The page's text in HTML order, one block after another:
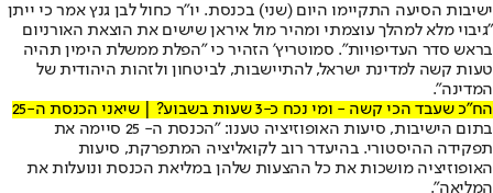
ישיבות הסיעה התקיימו היום (שני) בכנסת. יו"ר כחול לבן גנץ אמר כי ייתן
"גיבוי מלא למהלך עוצמתי ומהיר מול איראן שישים את הוצאת האורניום
בראש סדר העדיפויות". סמוטריץ' הזהיר כי "הפלת ממשלת הימין תהיה
טעות קשה למדינת ישראל, להתיישבות, לביטחון ולזהות היהודית של
המדינה".
הח"כ שעבד הכי קשה - ומי נכח כ-3 שעות בשבוע? | שיאני הכנסת ה-25
בתום הישיבות, סיעות האופוזיציה טענו: "הכנסת ה- 25 סיימה את
תפקידה ההיסטורי. בהיעדר רוב לקואליציה המתפרקת, סיעות
האופוזיציה מושכות את כל ההצעות שלהן במליאת הכנסת ונועלות את
המליאה".